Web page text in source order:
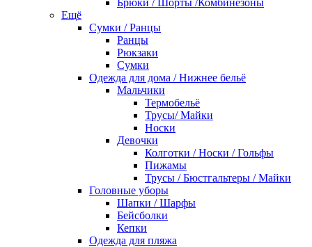
Ещё
Сумки / Ранцы
Ранцы
Рюкзаки
Сумки
Одежда для дома / Нижнее бельё
Мальчики
Термобельё
Трусы/ Майки
Носки
Девочки
Колготки / Носки / Гольфы
Пижамы
Трусы / Бюстгальтеры / Майки
Головные уборы
Шапки / Шарфы
Бейсболки
Кепки
Одежда для пляжа